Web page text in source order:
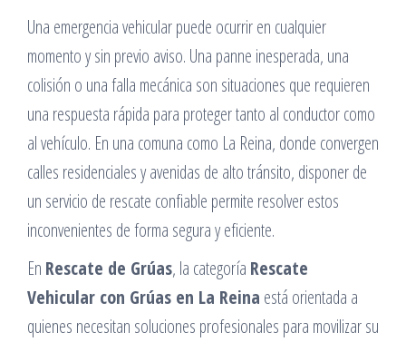
Una emergencia vehicular puede ocurrir en cualquier
momento y sin previo aviso. Una panne inesperada, una
colisión o una falla mecánica son situaciones que requieren
una respuesta rápida para proteger tanto al conductor como
al vehículo. En una comuna como La Reina, donde convergen
calles residenciales y avenidas de alto tránsito, disponer de
un servicio de rescate confiable permite resolver estos
inconvenientes de forma segura y eficiente.
En Rescate de Grúas, la categoría Rescate
Vehicular con Grúas en La Reina está orientada a
quienes necesitan soluciones profesionales para movilizar su